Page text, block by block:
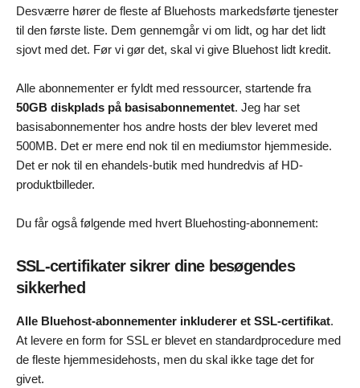
Desværre hører de fleste af Bluehosts markedsførte tjenester
til den første liste. Dem gennemgår vi om lidt, og har det lidt
sjovt med det. Før vi gør det, skal vi give Bluehost lidt kredit.
Alle abonnementer er fyldt med ressourcer, startende fra
50GB diskplads på basisabonnementet. Jeg har set
basisabonnementer hos andre hosts der blev leveret med
500MB. Det er mere end nok til en mediumstor hjemmeside.
Det er nok til en ehandels-butik med hundredvis af HD-
produktbilleder.
Du får også følgende med hvert Bluehosting-abonnement:
SSL-certifikater sikrer dine besøgendes
sikkerhed
Alle Bluehost-abonnementer inkluderer et SSL-certifikat.
At levere en form for SSL er blevet en standardprocedure med
de fleste hjemmesidehosts, men du skal ikke tage det for
givet.